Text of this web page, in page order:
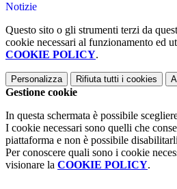
Notizie
Questo sito o gli strumenti terzi da
cookie necessari al funzionamento ed
COOKIE POLICY.
Personalizza Rifiuta tutti i cookies
Gestione cookie
In questa schermata è possibile
I cookie necessari sono quelli che
piattaforma e non è possibile
Per conoscere quali sono i cookie
visionare la COOKIE POLICY.